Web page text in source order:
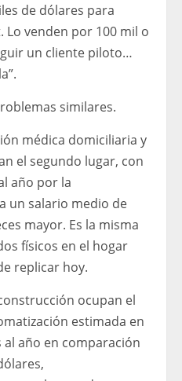
de dólares para
venden por 100 mil o
un cliente piloto…
similares.
médica domiciliaria y
el segundo lugar, con
año por la
un salario medio de
mayor. Es la misma
físicos en el hogar
replicar hoy.
ocupan el
estimada en
al año en comparación